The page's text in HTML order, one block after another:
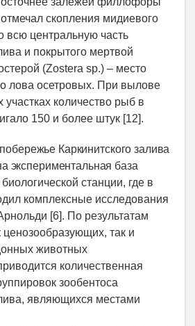
скопления мидиевого
всю центральную часть
и покрытого мертвой
(Zostera sp.) – место
лова осетровых. При вылове
участках количество рыб в
150 и более штук [12].
Каркинитского залива
экспериментальная база
станции, где в
комплексные исследования
[6]. По результатам
ценозообразующих, так и
животных
количественная
зообентоса
являющихся местами